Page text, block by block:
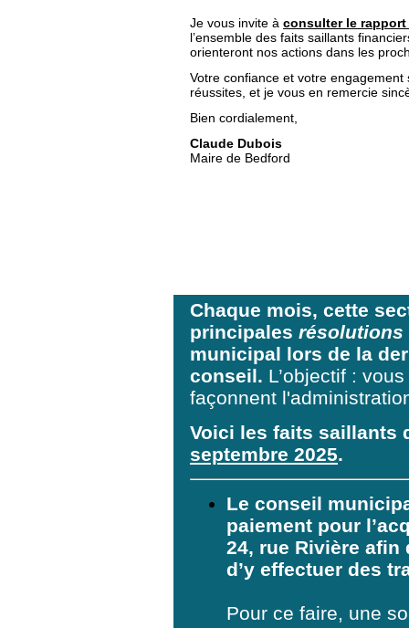
Je vous invite à consulter le
l’ensemble des faits saillants
orienteront nos actions dans les
Votre confiance et votre engagement
réussites, et je vous en remercie
Bien cordialement,
Claude Dubois
Maire de Bedford
Chaque mois, cette
principales résolutions
municipal lors de la
conseil. L’objectif :
façonnent
Voici les faits saillants
septembre 2025.
Le conseil
paiement pour
24, rue Rivière afin
d’y effectuer des
Pour ce faire, une